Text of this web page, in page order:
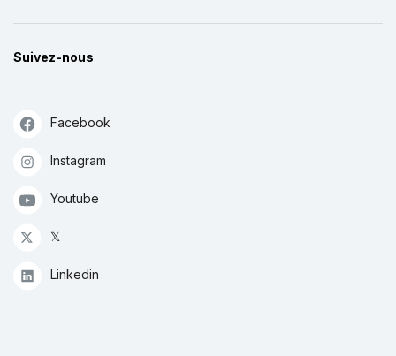
Suivez-nous
Facebook
Instagram
Youtube
𝕏
Linkedin